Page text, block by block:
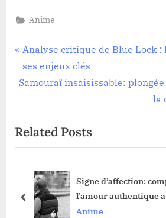
Anime
Navigation
de
P
r
e
o
u
o
Analyse critique de Blue Lock :
ses enjeux clés
N
t
P
t
Samouraï insaisissable:
la
Related Posts
Signe d’affection:
l’amour authentique
Anime
prev